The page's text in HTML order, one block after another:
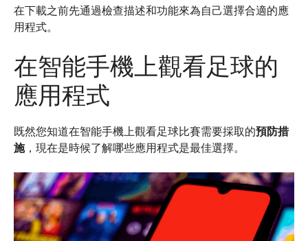
在下載之前先通過檢查描述和功能來為自己選擇合適的應
用程式。
在智能手機上觀看足球的
應用程式
既然您知道在智能手機上觀看足球比賽需要採取的預防措
施，現在是時候了解哪些應用程式是最佳選擇。